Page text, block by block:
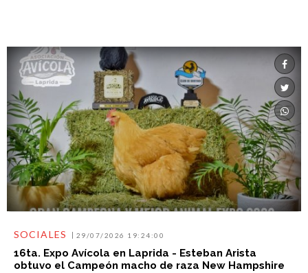
SOCIALES 29/07/2026 19:24:00
16ta. Expo Avícola en Laprida - Esteban Arista
obtuvo el Campeón macho de raza New Hampshire